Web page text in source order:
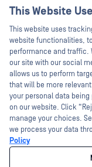
vulnerabilităților
Parteneri
Certificare
Parteneri tehnologici
Program de parteneriat de
©2026 OPSWAT . Toate
MetaAccess, OPSWAT ,
World's Critical
DFI, RetroHunt, Deep File
This Website
This website uses
website functionalities,
performance and traffic.
our site with our social
allows us to perform
that will be more
your personal data
on our website. Click
manage your choices.
we process your data
Policy